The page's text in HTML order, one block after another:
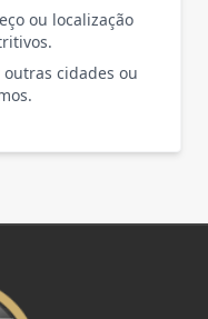
ou localização
cidades ou